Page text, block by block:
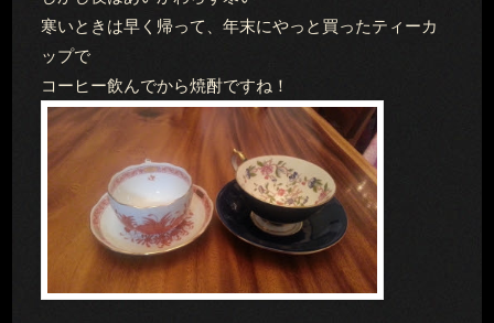
寒いときは早く帰って、年末にやっと買ったティーカ
ップで
コーヒー飲んでから焼酎ですね！